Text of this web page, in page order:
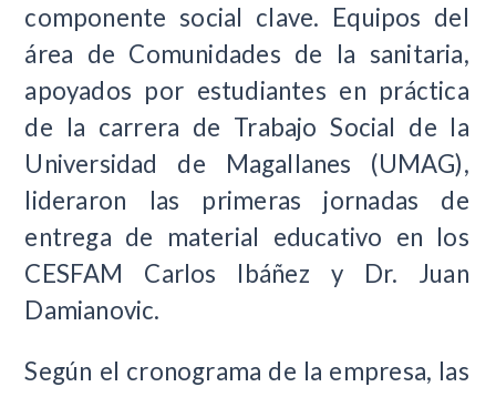
componente social clave. Equipos del
área de Comunidades de la sanitaria,
apoyados por estudiantes en práctica
de la carrera de Trabajo Social de la
Universidad de Magallanes (UMAG),
lideraron las primeras jornadas de
entrega de material educativo en los
CESFAM Carlos Ibáñez y Dr. Juan
Damianovic.
Según el cronograma de la empresa, las